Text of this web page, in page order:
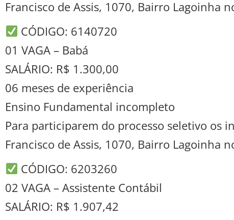
Francisco de Assis, 1070, Bairro Lagoinha
CÓDIGO: 6140720
01 VAGA – Babá
SALÁRIO: R$ 1.300,00
06 meses de experiência
Ensino Fundamental incompleto
Para participarem do processo seletivo os
Francisco de Assis, 1070, Bairro Lagoinha
CÓDIGO: 6203260
02 VAGA – Assistente Contábil
SALÁRIO: R$ 1.907,42